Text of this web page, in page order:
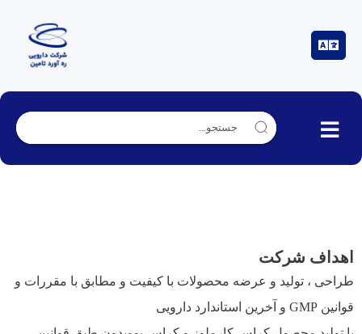
اهداف شرکت
طراحی ، تولید و عرضه محصولات با کیفیت و مطابق با مقررات و
قوانین GMP و آخرین استاندارد دارویی